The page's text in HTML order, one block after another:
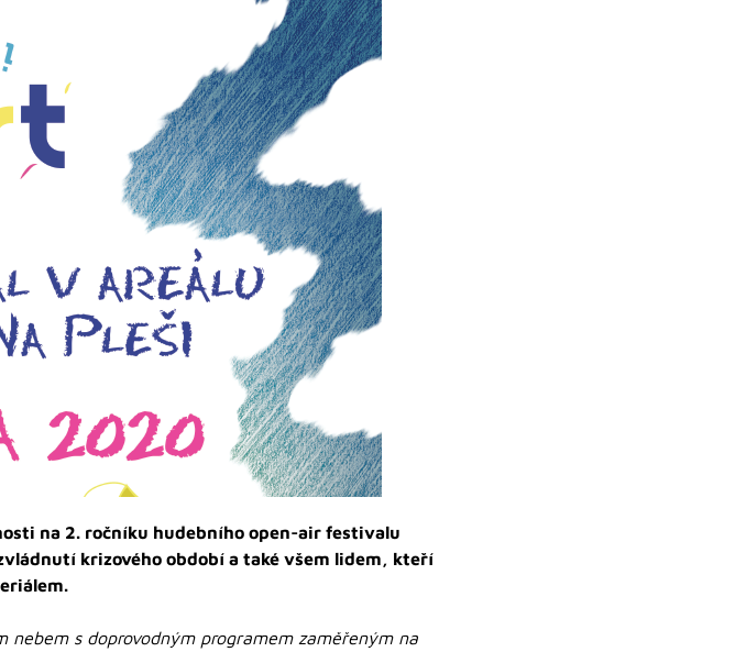
na 2. ročníku hudebního open-air festivalu
krizového období a také všem lidem, kteří
nebem s doprovodným programem zaměřeným na